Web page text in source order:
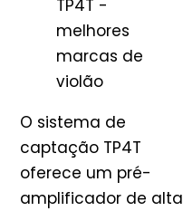
TP4T -
melhores
marcas de
violão
O sistema de
captação TP4T
oferece um pré-
amplificador de alta